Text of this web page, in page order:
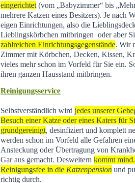
eingerichtet (vom „Babyzimmer“ bis
mehrere Katzen eines Besitzers). Je nach
eigen Einrichtungen, also die
Lieblingskörbchen mitbringen oder aber
zahlreichen Einrichtungsgegenstände. Wir
Zimmer mit Körbchen, Decken, Kissen,
vieles mehr schon im Vorfeld für Sie ein.
ihren ganzen Hausstand mitbringen.
Reinigungsservice
Selbstverständlich wirdjedes unserer
Besuch einer Katze oder eines Katers für
grundgereinigt, desinfiziert und komplett
werden schon im Vorfeld alle Gefahren
Ansteckung oder Übertragung von
Gar aus gemacht. Desweiternkommt
Reinigungsfee in die Katzenpension und
richtig durch.